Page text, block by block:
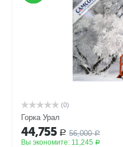
(0)
Горка Урал
44,755 Р 56,000 Р
Вы экономите: 11,245 Р